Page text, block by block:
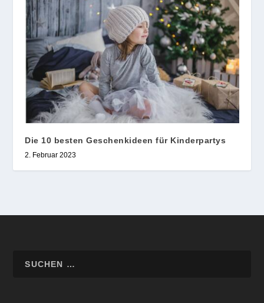
Die 10 besten Geschenkideen für Kinderpartys
2. Februar 2023